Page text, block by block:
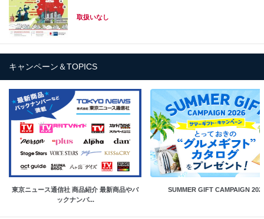
取扱いなし
キャンペーン＆TOPICS
東京ニュース通信社 商品紹介 最新商品やバ
ックナンバ...
SUMMER GIFT CAMPAIGN